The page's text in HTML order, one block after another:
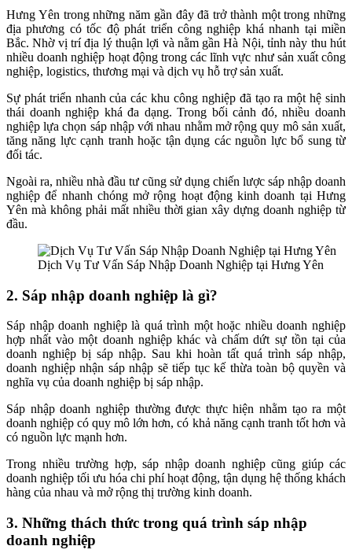
Hưng Yên trong những năm gần đây đã trở thành một trong những
địa phương có tốc độ phát triển công nghiệp khá nhanh tại miền
Bắc. Nhờ vị trí địa lý thuận lợi và nằm gần Hà Nội, tỉnh này thu hút
nhiều doanh nghiệp hoạt động trong các lĩnh vực như sản xuất công
nghiệp, logistics, thương mại và dịch vụ hỗ trợ sản xuất.
Sự phát triển nhanh của các khu công nghiệp đã tạo ra một hệ sinh
thái doanh nghiệp khá đa dạng. Trong bối cảnh đó, nhiều doanh
nghiệp lựa chọn sáp nhập với nhau nhằm mở rộng quy mô sản xuất,
tăng năng lực cạnh tranh hoặc tận dụng các nguồn lực bổ sung từ
đối tác.
Ngoài ra, nhiều nhà đầu tư cũng sử dụng chiến lược sáp nhập doanh
nghiệp để nhanh chóng mở rộng hoạt động kinh doanh tại Hưng
Yên mà không phải mất nhiều thời gian xây dựng doanh nghiệp từ
đầu.
Dịch Vụ Tư Vấn Sáp Nhập Doanh Nghiệp tại Hưng Yên
2. Sáp nhập doanh nghiệp là gì?
Sáp nhập doanh nghiệp là quá trình một hoặc nhiều doanh nghiệp
hợp nhất vào một doanh nghiệp khác và chấm dứt sự tồn tại của
doanh nghiệp bị sáp nhập. Sau khi hoàn tất quá trình sáp nhập,
doanh nghiệp nhận sáp nhập sẽ tiếp tục kế thừa toàn bộ quyền và
nghĩa vụ của doanh nghiệp bị sáp nhập.
Sáp nhập doanh nghiệp thường được thực hiện nhằm tạo ra một
doanh nghiệp có quy mô lớn hơn, có khả năng cạnh tranh tốt hơn và
có nguồn lực mạnh hơn.
Trong nhiều trường hợp, sáp nhập doanh nghiệp cũng giúp các
doanh nghiệp tối ưu hóa chi phí hoạt động, tận dụng hệ thống khách
hàng của nhau và mở rộng thị trường kinh doanh.
3. Những thách thức trong quá trình sáp nhập
doanh nghiệp